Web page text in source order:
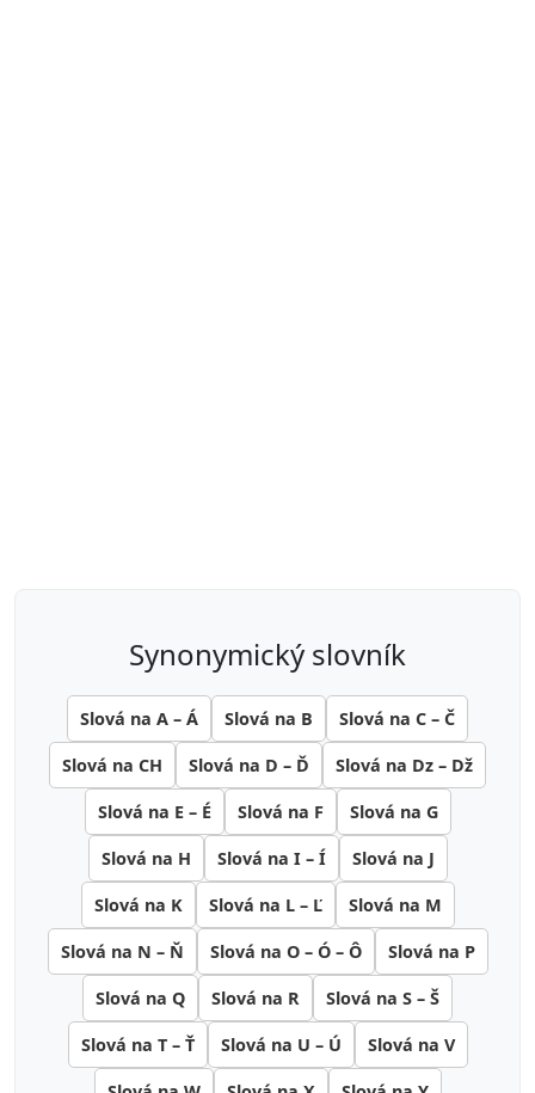
synonymický slovník
Slová na A – Á Slová na B Slová na C – Č
Slová na CH Slová na D – Ď Slová na Dz – Dž
Slová na E – É Slová na F Slová na G
Slová na H Slová na I – Í Slová na J
Slová na K Slová na L – Ľ Slová na M
Slová na N – Ň Slová na O – Ó – Ô Slová na P
Slová na Q Slová na R Slová na S – Š
Slová na T – Ť Slová na U – Ú Slová na V